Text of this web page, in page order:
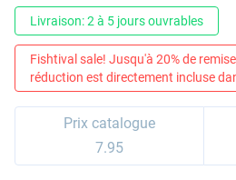
Livraison: 2 à 5 jours ouvrables
Fishtival sale! Jusqu'à 20% de
réduction est directement incluse
Prix catalogue
7.95